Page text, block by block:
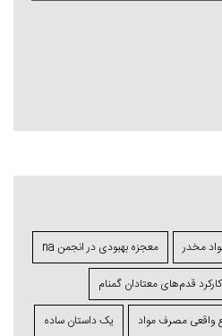
مخدر معجزه بهبودی در انجمن na
کارکرد قدم‌های معتادان گمنام
واقعی مصرف مواد یک داستان ساده